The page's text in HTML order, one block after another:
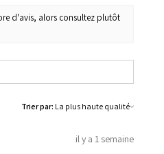
d'avis, alors consultez plutôt
Trier par:
il y a 1 semaine